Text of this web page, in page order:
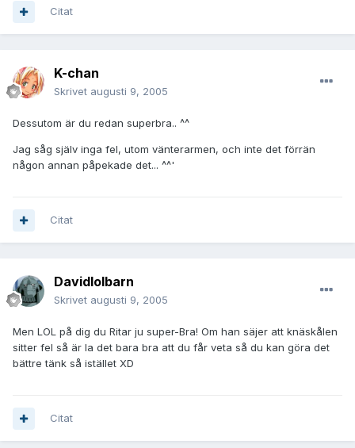
Citat
K-chan
Skrivet augusti 9, 2005
Dessutom är du redan superbra.. ^^
Jag såg själv inga fel, utom vänterarmen, och inte det förrän
någon annan påpekade det... ^^'
Citat
Davidlolbarn
Skrivet augusti 9, 2005
Men LOL på dig du Ritar ju super-Bra! Om han säjer att knäskålen
sitter fel så är la det bara bra att du får veta så du kan göra det
bättre tänk så istället XD
Citat